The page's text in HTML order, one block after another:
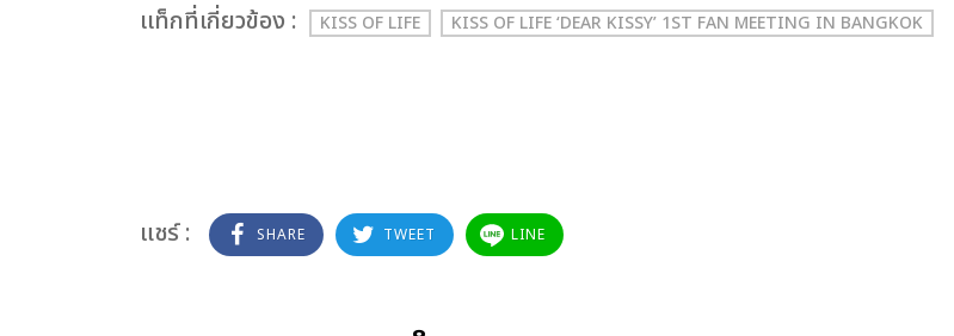
เเท็กที่เกี่ยวข้อง : KISS OF LIFE KISS OF LIFE ‘DEAR KISSY’ 1ST FAN MEETING IN BANGKOK
แชร์ : SHARE TWEET LINE